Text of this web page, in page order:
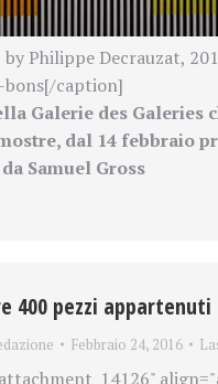
Philippe Decrauzat,
bons[/caption]
Galerie des Galeries
dal 14 febbraio
Samuel Gross
400 pezzi appartenuti
Febbraio 24, 2016